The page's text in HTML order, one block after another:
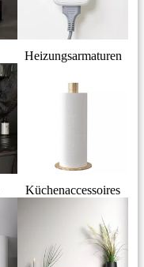
Heizungsarmaturen
Küchenaccessoires